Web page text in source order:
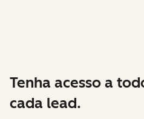
Tenha acesso a
cada lead.